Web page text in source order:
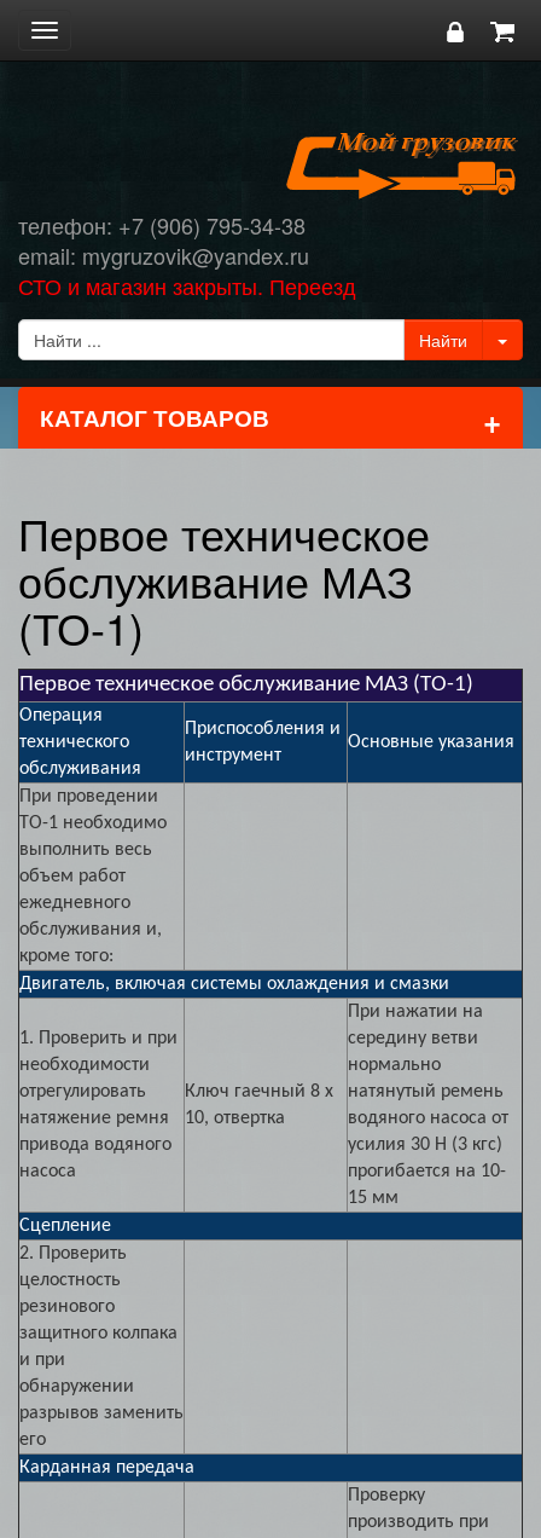
Toggle
navigation
телефон: +7 (906) 795-34-38
email: mygruzovik@yandex.ru
СТО и магазин закрыты. Переезд
КАТАЛОГ ТОВАРОВ +
Первое техническое
обслуживание МАЗ
(ТО-1)
Первое техническое обслуживание МАЗ (ТО-1)
Операция
технического
обслуживания
Приспособления и
инструмент
Основные указания
При проведении
ТО-1 необходимо
выполнить весь
объем работ
ежедневного
обслуживания и,
кроме того:
Двигатель, включая системы охлаждения и смазки
1. Проверить и при
необходимости
отрегулировать
натяжение ремня
привода водяного
насоса
Ключ гаечный 8 х
10, отвертка
При нажатии на
середину ветви
нормально
натянутый ремень
водяного насоса от
усилия 30 Н (3 кгс)
прогибается на 10-
15 мм
Сцепление
2. Проверить
целостность
резинового
защитного колпака
и при
обнаружении
разрывов заменить
его
Карданная передача
Проверку
производить при